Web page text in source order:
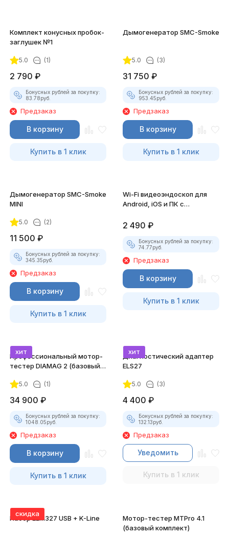
Комплект конусных пробок-
заглушек №1
5.0 (1)
2 790 ₽
Бонусных рублей за покупку:
83.78руб.
Предзаказ
В корзину
Купить в 1 клик
Дымогенератор SMC-Smoke
5.0 (3)
31 750 ₽
Бонусных рублей за покупку:
953.45руб.
Предзаказ
В корзину
Купить в 1 клик
Дымогенератор SMC-Smoke
MINI
5.0 (2)
11 500 ₽
Бонусных рублей за покупку:
345.35руб.
Предзаказ
В корзину
Купить в 1 клик
Wi-Fi видеоэндоскоп для
Android, iOS и ПК с
2 490 ₽
Бонусных рублей за покупку:
74.77руб.
Предзаказ
В корзину
Купить в 1 клик
хит
Профессиональный мотор-
тестер DIAMAG 2 (базовый
5.0 (1)
34 900 ₽
Бонусных рублей за покупку:
1048.05руб.
Предзаказ
В корзину
Купить в 1 клик
хит
Диагностический адаптер
ELS27
5.0 (3)
4 400 ₽
Бонусных рублей за покупку:
132.13руб.
Предзаказ
Уведомить
Купить в 1 клик
скидка
Набор ELM327 USB + K-Line
Мотор-тестер MTPro 4.1
(базовый комплект)